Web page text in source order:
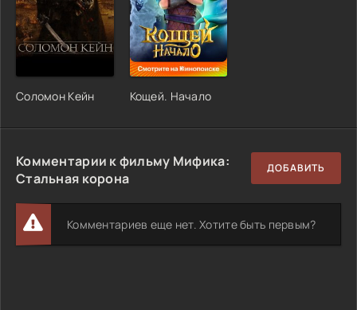
Соломон Кейн Кощей. Начало
Комментарии к фильму Мифика:
Стальная корона
ДОБАВИТЬ
Комментариев еще нет. Хотите быть первым?